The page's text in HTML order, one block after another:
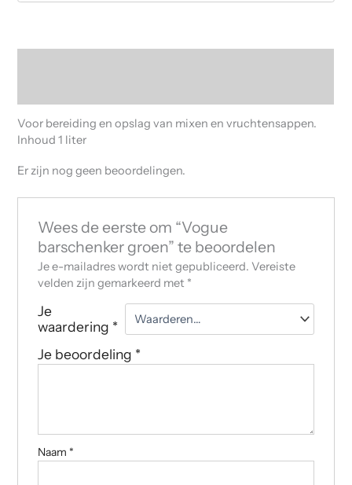
Voor bereiding en opslag van mixen en vruchtensappen.
Inhoud 1 liter
Er zijn nog geen beoordelingen.
Wees de eerste om “Vogue
barschenker groen” te beoordelen
Je e-mailadres wordt niet gepubliceerd. Vereiste
velden zijn gemarkeerd met *
Je
waardering *
Je beoordeling *
Naam *